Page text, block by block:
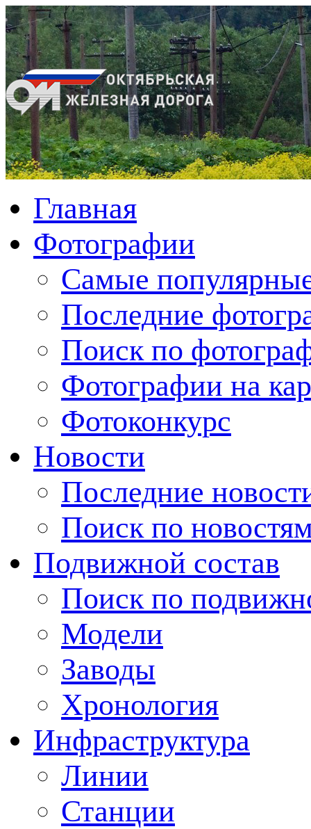
Главная
Фотографии
Cамые
Последние
Поиск по
Фотографии на
Фотоконкурс
Новости
Последние
Поиск по
Подвижной состав
Поиск по
Модели
Заводы
Хронология
Инфраструктура
Линии
Станции